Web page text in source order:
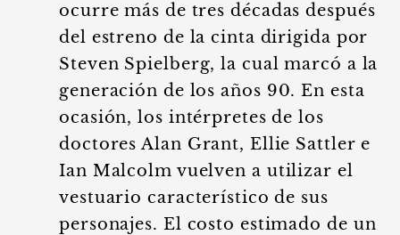
ocurre más de tres décadas después
del estreno de la cinta dirigida por
Steven Spielberg, la cual marcó a la
generación de los años 90. En esta
ocasión, los intérpretes de los
doctores Alan Grant, Ellie Sattler e
Ian Malcolm vuelven a utilizar el
vestuario característico de sus
personajes. El costo estimado de un